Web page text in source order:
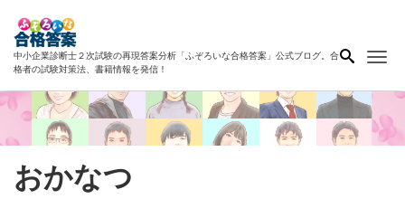
中小企業診断士２次試験の再現答案分析「ふぞろいな合格答案」公式ブログ。合
格者の試験対策法、書籍情報を発信！
おかなつ